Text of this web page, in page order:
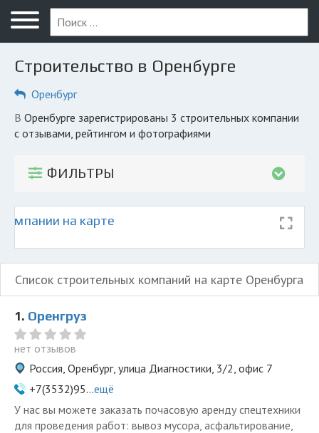
Меню
Главная
Вопрос юристу
Оренбург
Экоблог
КОМПАНИЯМ
Личный кабинет
Строительство в Оренбурге
Оренбург
в Оренбурге зарегистрированы 3 строительных компании
с отзывами, рейтингом и фотографиями
ФИЛЬТРЫ
на карте
Список строительных компаний на карте Оренбурга
1. Оренгруз
нет отзывов
Россия, Оренбург, улица Диагностики, 3/2, офис 7
+7(3532)95...ещё
У нас вы можете заказать почасовую аренду спецтехники
для проведения работ: вывоз мусора, асфальтирование,